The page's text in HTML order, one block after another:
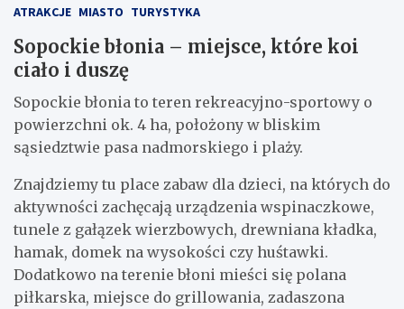
ATRAKCJE MIASTO TURYSTYKA
Sopockie błonia – miejsce, które koi
ciało i duszę
Sopockie błonia to teren rekreacyjno-sportowy o
powierzchni ok. 4 ha, położony w bliskim
sąsiedztwie pasa nadmorskiego i plaży.
Znajdziemy tu place zabaw dla dzieci, na których do
aktywności zachęcają urządzenia wspinaczkowe,
tunele z gałązek wierzbowych, drewniana kładka,
hamak, domek na wysokości czy huśtawki.
Dodatkowo na terenie błoni mieści się polana
piłkarska, miejsce do grillowania, zadaszona